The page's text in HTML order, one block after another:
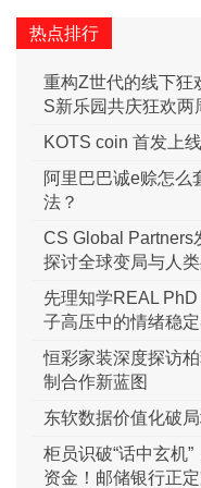
热点排行
重构Z世代的线下狂
S新乐园共庆狂欢两
KOTS coin 首发上
阿里巴巴诚e赊怎么
法？
CS Global Partners
探讨全球变局与人
先理知学REAL
子高压中的情绪稳
恒彩家装深度探访
制合作新蓝图
东软数据价值化破
柜员识破“话中玄机
资金！邮储银行正